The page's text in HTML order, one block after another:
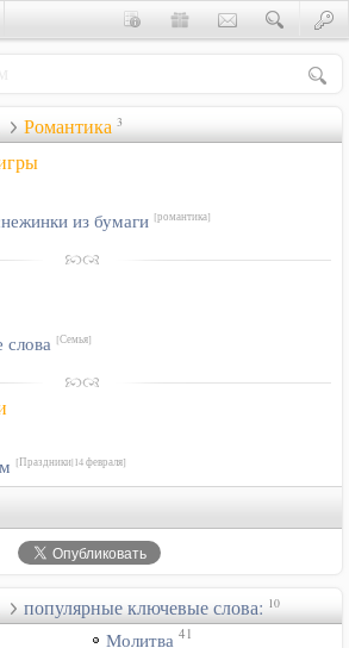
Романтика 3
из бумаги [романтика]
[Семья]
[Праздники|14 февраля]
популярные ключевые слова: 10
Молитва 41